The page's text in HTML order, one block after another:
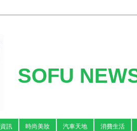
SOFU
訊 時尚美妝 汽車天地 消費生活